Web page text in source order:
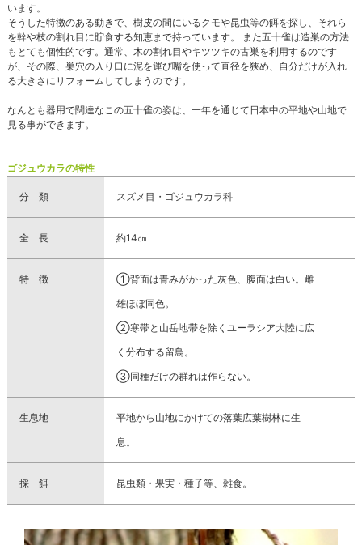
います。
そうした特徴のある動きで、樹皮の間にいるクモや昆虫等の餌を探し、それら
を幹や枝の割れ目に貯食する知恵まで持っています。 また五十雀は造巣の方法
もとても個性的です。通常、木の割れ目やキツツキの古巣を利用するのです
が、その際、巣穴の入り口に泥を運び嘴を使って直径を狭め、自分だけが入れ
る大きさにリフォームしてしまうのです。
なんとも器用で闊達なこの五十雀の姿は、一年を通じて日本中の平地や山地で
見る事ができます。
ゴジュウカラの特性
分 類 スズメ目・ゴジュウカラ科
全 長 約14㎝
特 徴
①背面は青みがかった灰色、腹面は白い。雌
雄ほぼ同色。
②寒帯と山岳地帯を除くユーラシア大陸に広
く分布する留鳥。
③同種だけの群れは作らない。
生息地
平地から山地にかけての落葉広葉樹林に生
息。
採 餌 昆虫類・果実・種子等、雑食。